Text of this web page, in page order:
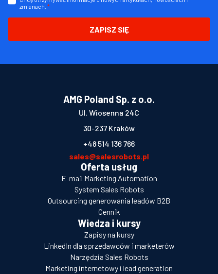
zmianach. *
ZAPISZ SIĘ
AMG Poland Sp. z o.o.
Ul. Wiosenna 24C
30-237 Kraków
+48 514 136 766
sales@salesrobots.pl
Oferta usług
E-mail Marketing Automation
System Sales Robots
Outsourcing generowania leadów B2B
Cennik
Wiedza i kursy
Zapisy na kursy
LinkedIn dla sprzedawców i marketerów
Narzędzia Sales Robots
Marketing internetowy i lead generation